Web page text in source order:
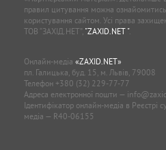
правил цитування можна
користування сайтом. Усі права
ТОВ “ЗАХІД.НЕТ”, "ZAXID.NET ".
Онлайн-медіа «ZAXID.NET»
пл. Галицька, буд. 15, м. Львів, 79008
Телефон +380 (32) 229-77-77
Адреса електронної пошти —
Ідентифікатор онлайн-медіа в Реєстрі
медіа — R40-06155